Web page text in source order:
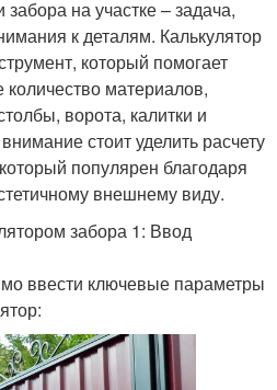
на участке – задача,
к деталям. Калькулятор
который помогает
материалов,
ворота, калитки и
стоит уделить расчету
популярен благодаря
внешнему виду.
забора 1: Ввод
ввести ключевые параметры